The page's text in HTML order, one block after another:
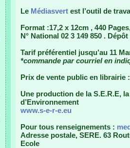
Le Médiasvert est l’outil de
Format :17,2 x 12cm , 440
N° National 02 3 149 850 .
Tarif préférentiel jusqu’au 11
*commande par courriel en
Prix de vente public en librairie
Une production de la S.E.R.E,
d’Environnement
www.s-e-r-e.eu
Pour tous renseignements :
Adresse postale, SERE. 63
Ecole